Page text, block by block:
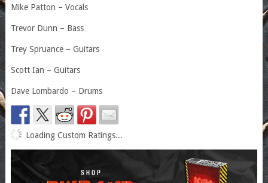
Mike Patton – Vocals
Trevor Dunn – Bass
Trey Spruance – Guitars
Scott Ian – Guitars
Dave Lombardo – Drums
Loading Custom Ratings...